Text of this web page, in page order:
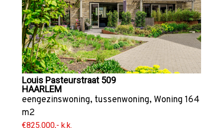
Louis Pasteurstraat 509
HAARLEM
eengezinswoning, tussenwoning, Woning 164
m2
€825.000,- k.k.